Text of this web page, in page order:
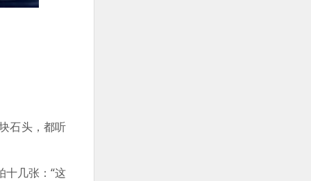
石头，都听
十几张：“这